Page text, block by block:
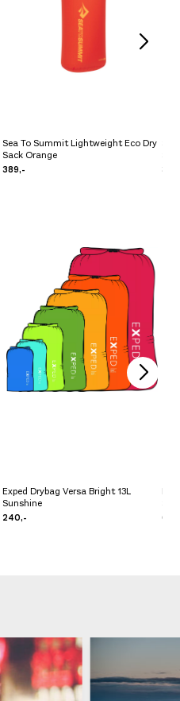
Sea To Summit Lightweight Eco Dry
Sack Orange
389,-
Exped Drybag Versa Bright 13L
Sunshine
240,-